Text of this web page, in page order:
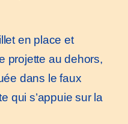
en place et
projette au dehors,
dans le faux
qui s’appuie sur la